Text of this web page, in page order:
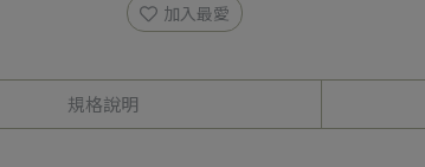
加入最愛
規格說明